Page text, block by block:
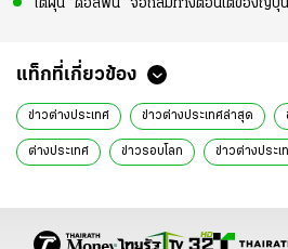
ไต้ฝุ่น “ดอลฟิน” จ่อถล่มทางตอนใต้ของญี่ปุ่
แท็กที่เกี่ยวข้อง
ข่าวต่างประเทศ ข่าวต่างประเทศล่าสุด
ต่างประเทศ ข่าวรอบโลก ข่าวต่างประเ